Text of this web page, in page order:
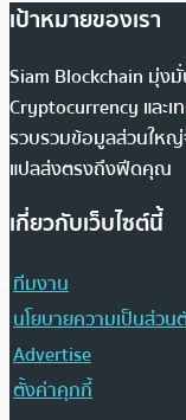
เป้าหมายของเรา
Siam Blockchain มุ่ง
Cryptocurrency และเ
รวบรวมข้อมูลส่วนใหญ่
แปลส่งตรงถึงฟีดคุณ
เกี่ยวกับเว็บไซต์นี้
ทีมงาน
นโยบายความเป็นส่วน
Advertise
ตั้งค่าคุกกี้